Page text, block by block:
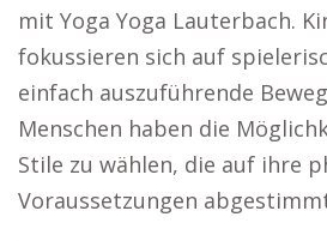
mit Yoga Yoga Lauterbach.
fokussieren sich auf
einfach auszuführende
Menschen haben die
Stile zu wählen, die auf ihre
Voraussetzungen